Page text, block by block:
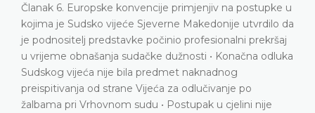
Članak 6. Europske konvencije primjenjiv na postupke u
kojima je Sudsko vijeće Sjeverne Makedonije utvrdilo da
je podnositelj predstavke počinio profesionalni prekršaj
u vrijeme obnašanja sudačke dužnosti • Konačna odluka
Sudskog vijeća nije bila predmet naknadnog
preispitivanja od strane Vijeća za odlučivanje po
žalbama pri Vrhovnom sudu • Postupak u cjelini nije